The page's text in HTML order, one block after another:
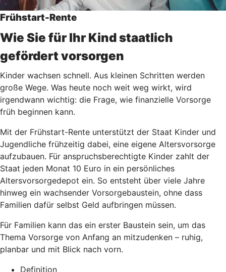
Frühstart-Rente
Wie Sie für Ihr Kind staatlich
gefördert vorsorgen
Kinder wachsen schnell. Aus kleinen Schritten werden
große Wege. Was heute noch weit weg wirkt, wird
irgendwann wichtig: die Frage, wie finanzielle Vorsorge
früh beginnen kann.
Mit der Frühstart-Rente unterstützt der Staat Kinder und
Jugendliche frühzeitig dabei, eine eigene Altersvorsorge
aufzubauen. Für anspruchsberechtigte Kinder zahlt der
Staat jeden Monat 10 Euro in ein persönliches
Altersvorsorgedepot ein. So entsteht über viele Jahre
hinweg ein wachsender Vorsorgebaustein, ohne dass
Familien dafür selbst Geld aufbringen müssen.
Für Familien kann das ein erster Baustein sein, um das
Thema Vorsorge von Anfang an mitzudenken – ruhig,
planbar und mit Blick nach vorn.
Definition